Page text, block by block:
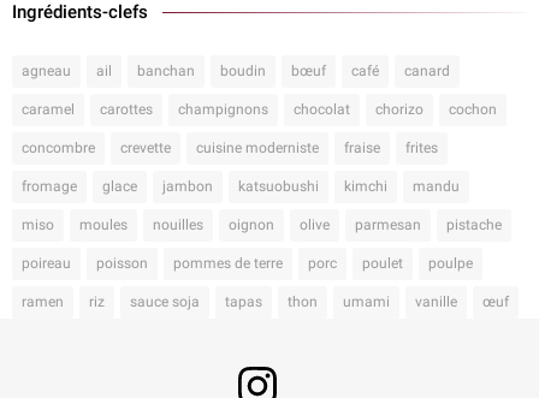
Ingrédients-clefs
agneau ail banchan boudin bœuf café canard
caramel carottes champignons chocolat chorizo cochon
concombre crevette cuisine moderniste fraise frites
fromage glace jambon katsuobushi kimchi mandu
miso moules nouilles oignon olive parmesan pistache
poireau poisson pommes de terre porc poulet poulpe
ramen riz sauce soja tapas thon umami vanille œuf